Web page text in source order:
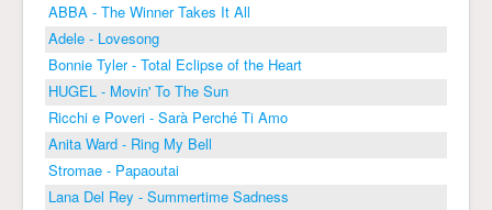
ABBA - The Winner Takes It All
Adele - Lovesong
Bonnie Tyler - Total Eclipse of the Heart
HUGEL - Movin' To The Sun
Ricchi e Poveri - Sarà Perché Ti Amo
Anita Ward - Ring My Bell
Stromae - Papaoutai
Lana Del Rey - Summertime Sadness